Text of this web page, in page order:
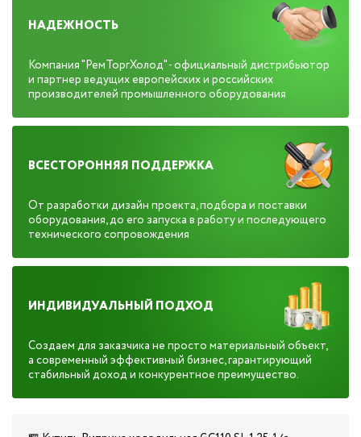
НАДЕЖНОСТЬ
Компания "РемТоргХолод" - официальный дистрибьютор
и партнер ведущих европейских и российских
производителей промышленного оборудования
ВСЕСТОРОННЯЯ ПОДДЕРЖКА
От разработки дизайн проекта, подбора и поставки
оборудования, до его запуска в работу и последующего
технического сопровождения
ИНДИВИДУАЛЬНЫЙ ПОДХОД
Создаем для заказчика не просто материальный объект,
а современный эффективный бизнес, гарантирующий
стабильный доход и конкурентное преимущество.